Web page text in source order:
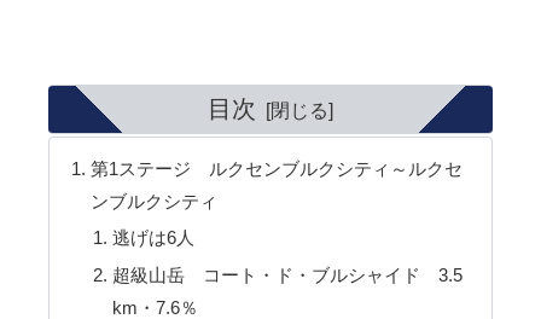
目次
第1ステージ ルクセンブルクシティ～ルクセ
ンブルクシティ
逃げは6人
超級山岳 コート・ド・ブルシャイド 3.5
km・7.6％